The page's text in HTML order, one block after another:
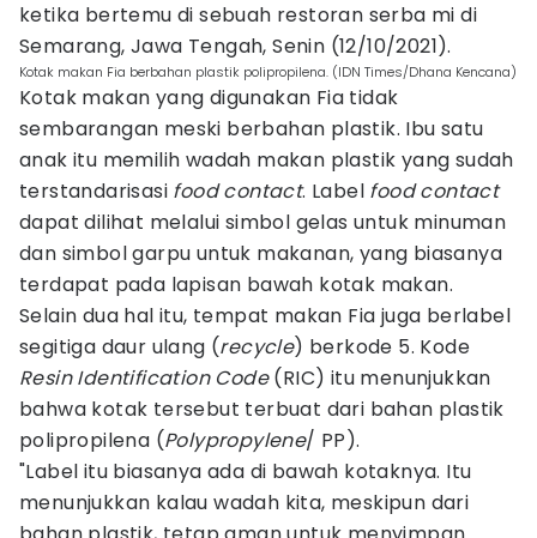
ketika bertemu di sebuah restoran serba mi di
Semarang, Jawa Tengah, Senin (12/10/2021).
Kotak makan Fia berbahan plastik polipropilena. (IDN Times/Dhana Kencana)
Kotak makan yang digunakan Fia tidak
sembarangan meski berbahan plastik. Ibu satu
anak itu memilih wadah makan plastik yang sudah
terstandarisasi food contact. Label food contact
dapat dilihat melalui simbol gelas untuk minuman
dan simbol garpu untuk makanan, yang biasanya
terdapat pada lapisan bawah kotak makan.
Selain dua hal itu, tempat makan Fia juga berlabel
segitiga daur ulang (recycle) berkode 5. Kode
Resin Identification Code(RIC) itu menunjukkan
bahwa kotak tersebut terbuat dari bahan plastik
polipropilena (Polypropylene/ PP).
"Label itu biasanya ada di bawah kotaknya. Itu
menunjukkan kalau wadah kita, meskipun dari